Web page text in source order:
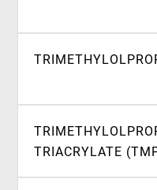
TRIACRYLATE